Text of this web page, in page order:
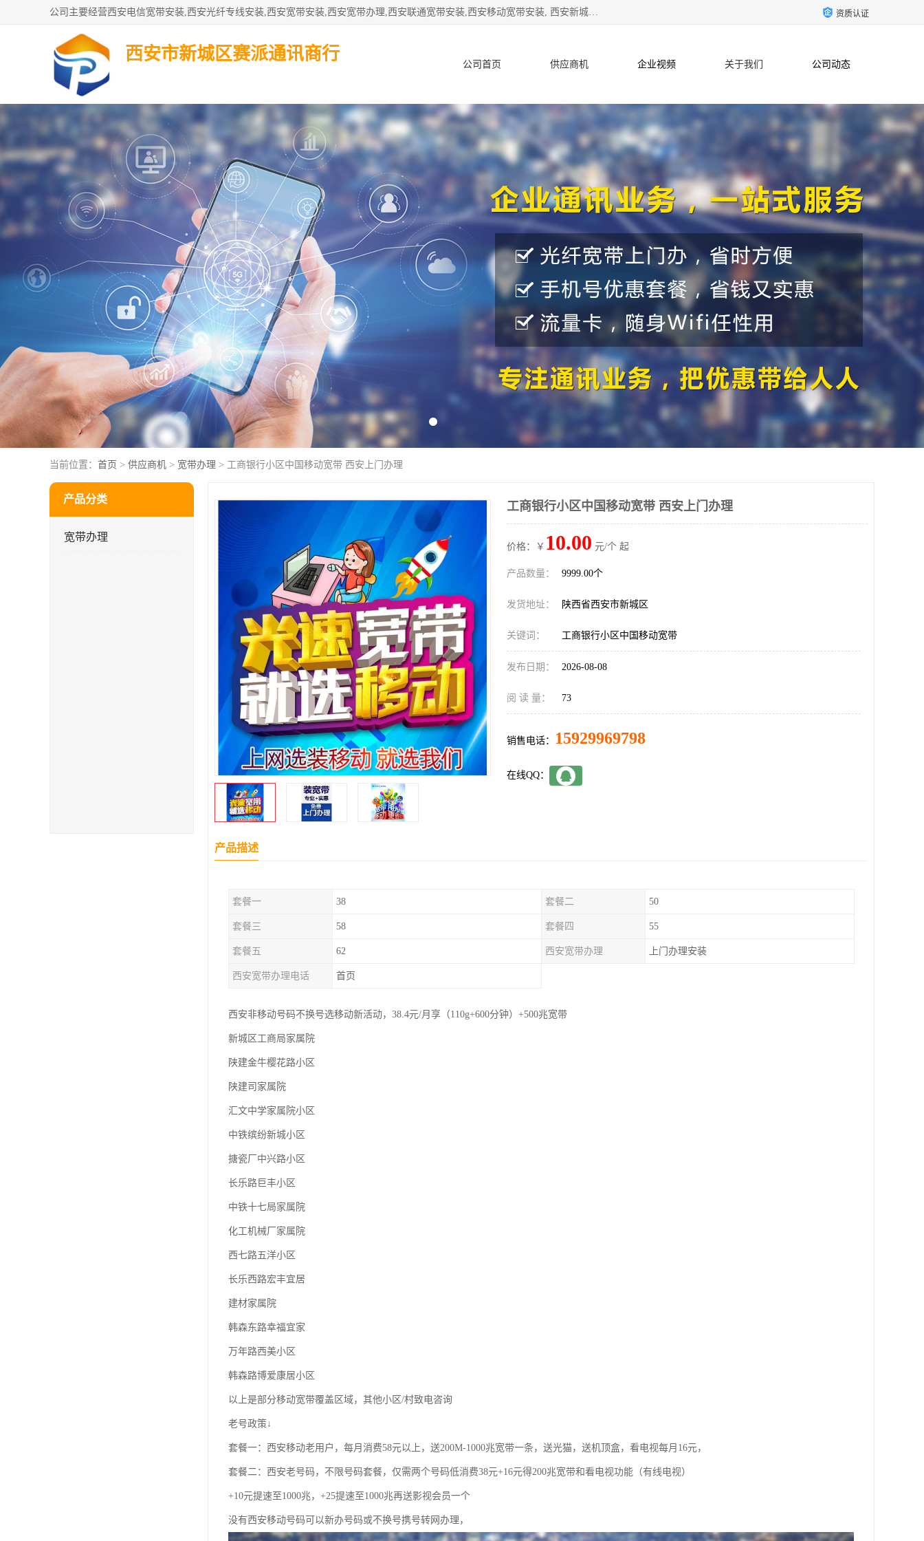
公司主要经营西安电信宽带安装,西安光纤专线安装,西安宽带安装,西安宽带办理,西安联通宽带安装,西安移动宽带安装, 西安新城赛派通讯商行从事西安地区的联通，移动，电信宽带安装，光纤专线安装，宽带办理等业务 资质认证
西安市新城区赛派通讯商行
公司首页 供应商机 企业视频 关于我们 公司动态
产品知识 客户案例 联系方式
当前位置： 首页 > 供应商机 > 宽带办理 > 工商银行小区中国移动宽带 西安上门办理
产品分类
宽带办理
工商银行小区中国移动宽带 西安上门办理
价格：￥ 10.00 元/个 起
产品数量： 9999.00个
发货地址： 陕西省西安市新城区
关键词： 工商银行小区中国移动宽带
发布日期： 2026-08-08
阅 读 量： 73
销售电话： 15929969798
在线QQ：
产品描述
套餐一 38 套餐二 50
套餐三 58 套餐四 55
套餐五 62 西安宽带办理 上门办理安装
西安宽带办理电话 首页
西安非移动号码不换号选移动新活动，38.4元/月享（110g+600分钟）+500兆宽带
新城区工商局家属院
陕建金牛樱花路小区
陕建司家属院
汇文中学家属院小区
中铁缤纷新城小区
搪瓷厂中兴路小区
长乐路巨丰小区
中铁十七局家属院
化工机械厂家属院
西七路五洋小区
长乐西路宏丰宜居
建材家属院
韩森东路幸福宜家
万年路西美小区
韩森路博爱康居小区
以上是部分移动宽带覆盖区域，其他小区/村致电咨询
老号政策↓
套餐一：西安移动老用户，每月消费58元以上，送200M-1000兆宽带一条，送光猫，送机顶盒，看电视每月16元，
套餐二：西安老号码，不限号码套餐，仅需两个号码低消费38元+16元得200兆宽带和看电视功能（有线电视）
+10元提速至1000兆，+25提速至1000兆再送影视会员一个
没有西安移动号码可以新办号码或不换号携号转网办理，